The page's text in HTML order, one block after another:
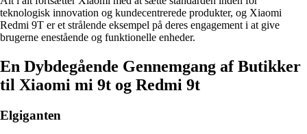
teknologisk innovation og kundecentrerede produkter, og Xiaomi
Redmi 9T er et strålende eksempel på deres engagement i at give
brugerne enestående og funktionelle enheder.
En Dybdegående Gennemgang af Butikker
til Xiaomi mi 9t og Redmi 9t
Elgiganten